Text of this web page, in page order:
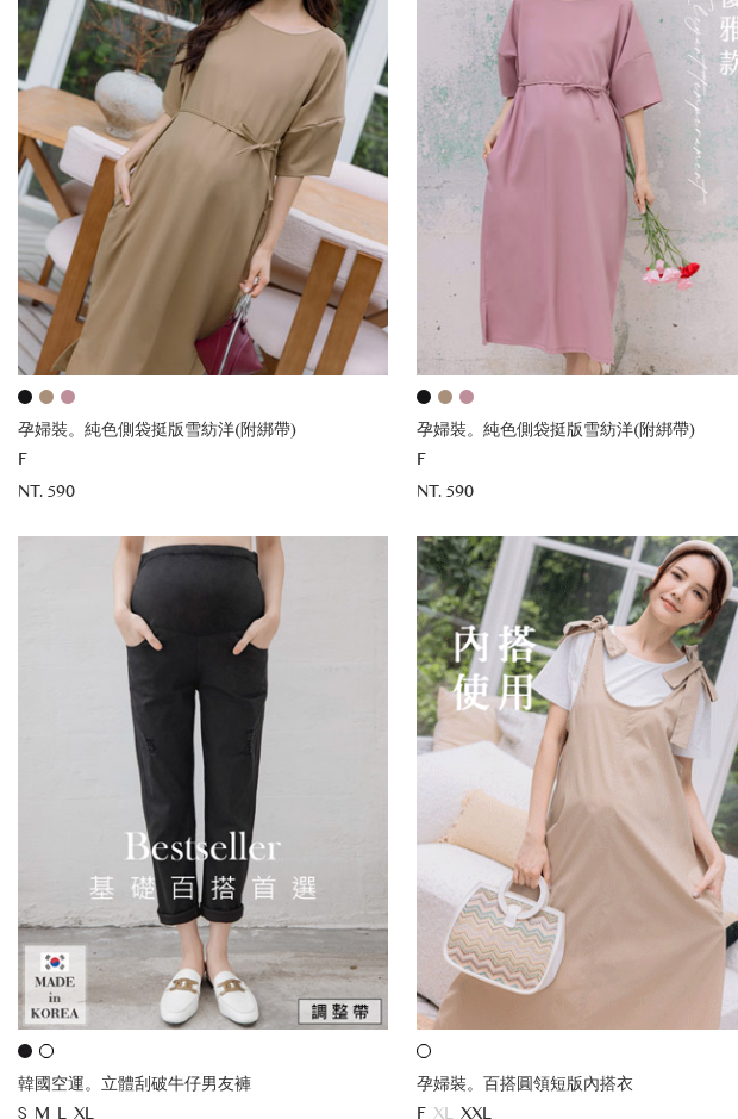
孕婦裝。純色側袋挺版雪紡洋(附綁帶)
F
NT. 590
孕婦裝。純色側袋挺版雪紡洋(附綁帶)
F
NT. 590
韓國空運。立體刮破牛仔男友褲 孕婦裝。百搭圓領短版內搭衣